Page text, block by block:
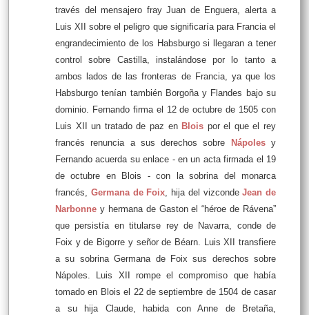
través del mensajero fray Juan de Enguera, alerta a
Luis XII sobre el peligro que significaría para Francia el
engrandecimiento de los Habsburgo si llegaran a tener
control sobre Castilla, instalándose por lo tanto a
ambos lados de las fronteras de Francia, ya que los
Habsburgo tenían también Borgoña y Flandes bajo su
dominio. Fernando firma el 12 de octubre de 1505 con
Luis XII un tratado de paz en Blois por el que el rey
francés renuncia a sus derechos sobre
Nápoles y
Fernando acuerda su enlace - en un acta firmada el 19
de octubre en Blois - con la sobrina del monarca
francés, Germana de Foix, hija del vizcondeJean de
Narbonne y hermana de Gaston el “héroe de Rávena”
que persistía en titularse rey de Navarra, conde de
Foix y de Bigorre y señor de Béarn. Luis XII transfiere
a su sobrina Germana de Foix sus derechos sobre
Nápoles. Luis XII rompe el compromiso que había
tomado en Blois el 22 de septiembre de 1504 de casar
a su hija Claude, habida con Anne de Bretaña,